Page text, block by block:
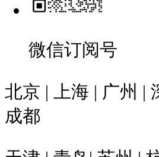
微信订阅号
北京 | 上海 | 广州 |
成都